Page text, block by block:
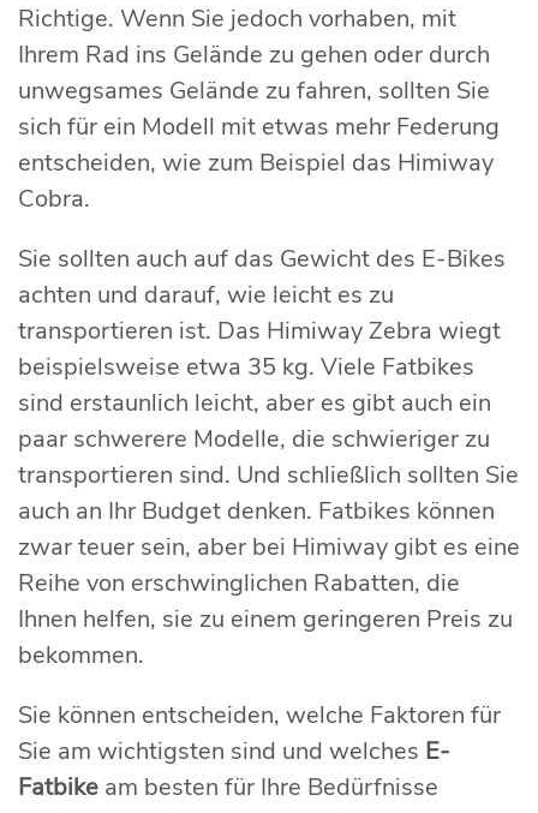
Richtige. Wenn Sie jedoch vorhaben, mit
Ihrem Rad ins Gelände zu gehen oder durch
unwegsames Gelände zu fahren, sollten Sie
sich für ein Modell mit etwas mehr Federung
entscheiden, wie zum Beispiel das Himiway
Cobra.
Sie sollten auch auf das Gewicht des E-Bikes
achten und darauf, wie leicht es zu
transportieren ist. Das Himiway Zebra wiegt
beispielsweise etwa 35 kg. Viele Fatbikes
sind erstaunlich leicht, aber es gibt auch ein
paar schwerere Modelle, die schwieriger zu
transportieren sind. Und schließlich sollten Sie
auch an Ihr Budget denken. Fatbikes können
zwar teuer sein, aber bei Himiway gibt es eine
Reihe von erschwinglichen Rabatten, die
Ihnen helfen, sie zu einem geringeren Preis zu
bekommen.
Sie können entscheiden, welche Faktoren für
Sie am wichtigsten sind und welches E-
Fatbike am besten für Ihre Bedürfnisse